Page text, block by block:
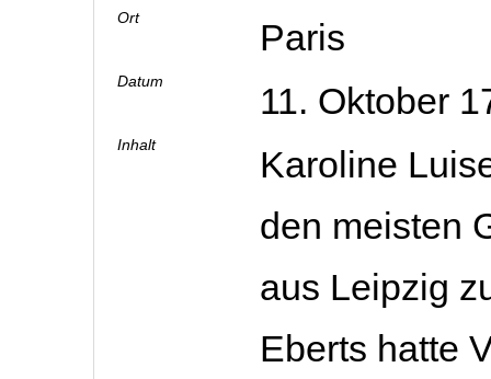
Ort Paris
Datum 11. Oktober
Inhalt
Karoline
den meisten
aus Leipzig
Eberts hatte